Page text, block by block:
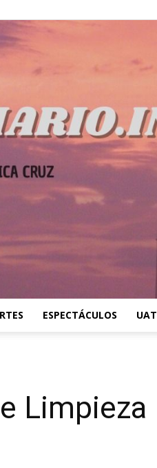
ESPECTÁCULOS UAT
Limpieza